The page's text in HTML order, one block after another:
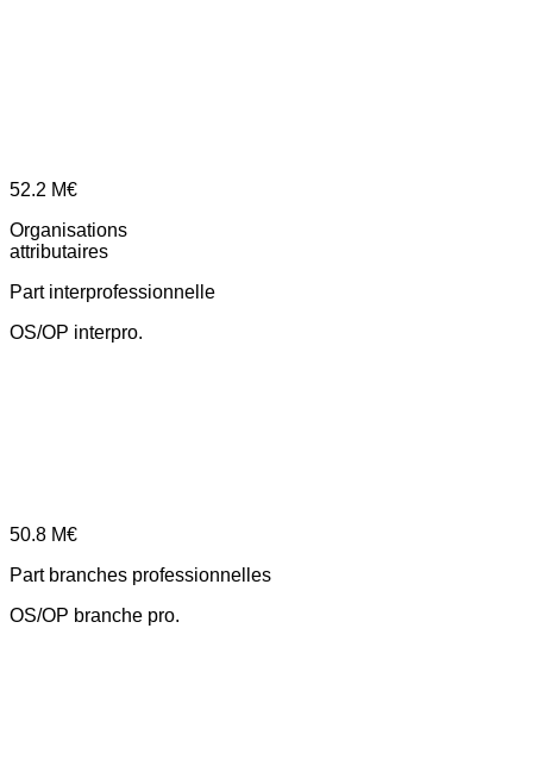
52.2 M€
Organisations
attributaires
Part interprofessionnelle
OS/OP interpro.
50.8 M€
Part branches professionnelles
OS/OP branche pro.